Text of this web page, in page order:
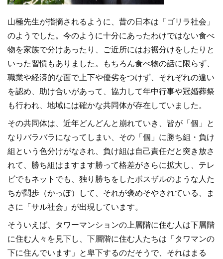
山極先生が指摘されるように、昔の日本は「ゴリラ社会」
のようでした。今のように十分にあったわけではない食べ
物を家族で分けあったり、ご近所にはお裾分けをしたりと
いった習慣もありました。もちろん食べ物の話に限らず、
職業や経済的な面で上下や優劣をつけず、それぞれの違い
を認め、助け合いがあって、協力して年中行事や冠婚葬祭
も行われ、地域には確かな共同体が存在していました。
その共同体は、近年どんどんと崩れていき、皆が「個」と
なりバラバラになってしまい、その「個」に勝ち組・負け
組という色分けがなされ、負け組は自己責任だと突き放さ
れて、勝ち組はますます勝って格差がさらに拡大し、テレ
ビでもネットでも、独り勝ちをしたボスザルのような人た
ちが闊歩（かっぽ）して、それが褒めそやされている、ま
さに「サル社会」が出現しています。
そういえば、タワーマンションの上層階に住む人は下層階
に住む人々を見下し、下層階に住む人たちは「タワマンの
下に住んでいます」と卑下するのだそうで、それはまる